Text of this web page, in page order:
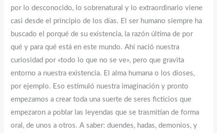
por lo desconocido, lo sobrenatural y lo extraordinario viene
casi desde el principio de los días. El ser humano siempre ha
buscado el porqué de su existencia, la razón última de por
qué y para qué está en este mundo. Ahí nació nuestra
curiosidad por «todo lo que no se ve», pero que gravita
entorno a nuestra existencia. El alma humana o los dioses,
por ejemplo. Eso estimuló nuestra imaginación y pronto
empezamos a crear toda una suerte de seres ficticios que
empezaron a poblar las leyendas que se trasmitían de forma
oral, de unos a otros. A saber: duendes, hadas, demonios, y